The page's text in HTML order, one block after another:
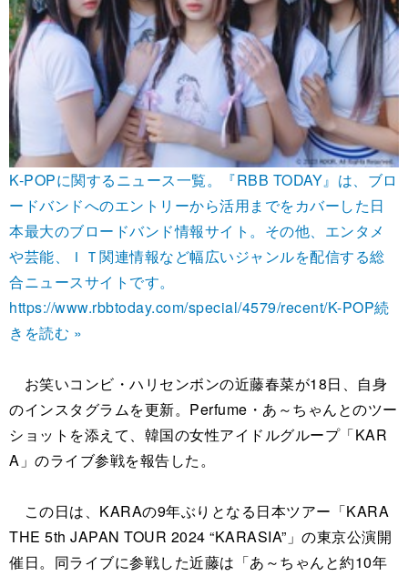
K-POPに関するニュース一覧。『RBB TODAY』は、ブロ
ードバンドへのエントリーから活用までをカバーした日
本最大のブロードバンド情報サイト。その他、エンタメ
や芸能、ＩＴ関連情報など幅広いジャンルを配信する総
合ニュースサイトです。
https://www.rbbtoday.com/special/4579/recent/K-POP続
きを読む »
お笑いコンビ・ハリセンボンの近藤春菜が18日、自身
のインスタグラムを更新。Perfume・あ～ちゃんとのツー
ショットを添えて、韓国の女性アイドルグループ「KAR
A」のライブ参戦を報告した。
この日は、KARAの9年ぶりとなる日本ツアー「KARA
THE 5th JAPAN TOUR 2024 “KARASIA”」の東京公演開
催日。同ライブに参戦した近藤は「あ～ちゃんと約10年